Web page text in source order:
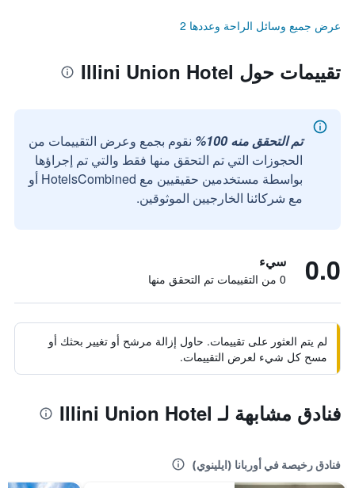
عرض جميع وسائل الراحة وعددها 2
تقييمات حول Illini Union Hotel
تم التحقق منه 100%
نقوم بجمع وعرض التقييمات من
الحجوزات التي تم التحقق منها فقط والتي تم إجراؤها
بواسطة مستخدمين حقيقيين مع HotelsCombined أو
مع شركائنا الخارجيين الموثوقين.
0.0 سيء
0 من التقييمات تم التحقق منها
لم يتم العثور على تقييمات. حاول إزالة مرشح أو تغيير بحثك أو
مسح كل شيء لعرض التقييمات.
فنادق مشابهة لـ Illini Union Hotel
فنادق رخيصة في أوربانا (ايلينوي)